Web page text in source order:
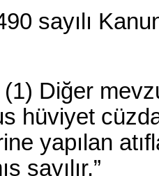
sayılı
Diğer
hüviyet
yapılan
sayılır.”